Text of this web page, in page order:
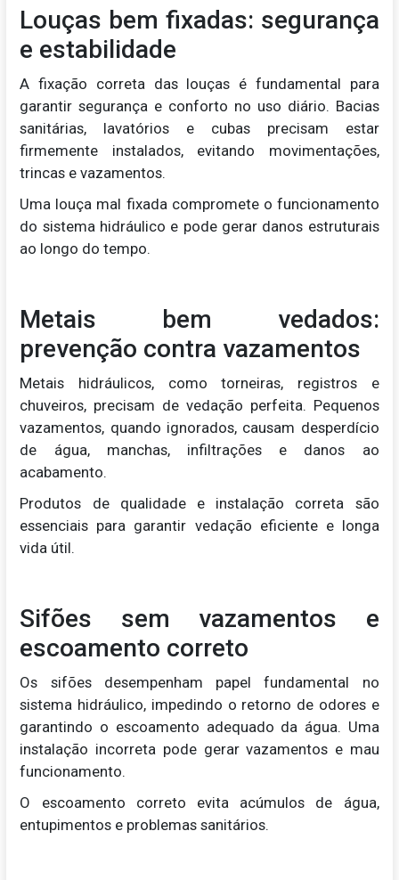
Louças bem fixadas: segurança
e estabilidade
A fixação correta das louças é fundamental para
garantir segurança e conforto no uso diário. Bacias
sanitárias, lavatórios e cubas precisam estar
firmemente instalados, evitando movimentações,
trincas e vazamentos.
Uma louça mal fixada compromete o funcionamento
do sistema hidráulico e pode gerar danos estruturais
ao longo do tempo.
Metais bem vedados:
prevenção contra vazamentos
Metais hidráulicos, como torneiras, registros e
chuveiros, precisam de vedação perfeita. Pequenos
vazamentos, quando ignorados, causam desperdício
de água, manchas, infiltrações e danos ao
acabamento.
Produtos de qualidade e instalação correta são
essenciais para garantir vedação eficiente e longa
vida útil.
Sifões sem vazamentos e
escoamento correto
Os sifões desempenham papel fundamental no
sistema hidráulico, impedindo o retorno de odores e
garantindo o escoamento adequado da água. Uma
instalação incorreta pode gerar vazamentos e mau
funcionamento.
O escoamento correto evita acúmulos de água,
entupimentos e problemas sanitários.